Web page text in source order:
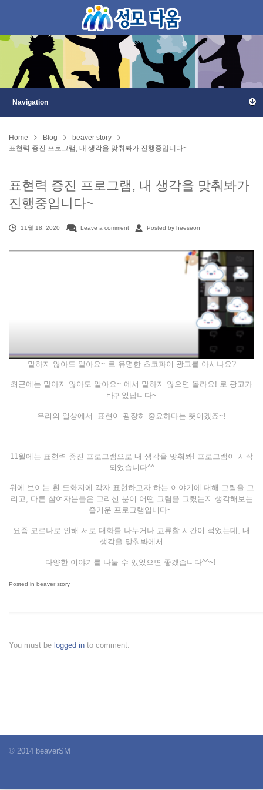
Home Blog
beaver story
표현력 증진 프로그램, 내 생각을 맞춰봐가 진행중입니다~
표현력 증진 프로그램, 내 생각을 맞춰봐가
진행중입니다~
11월 18, 2020 Leave a comment Posted by heeseon
말하지 않아도 알아요~ 로 유명한 초코파이 광고를 아시나요?
최근에는 말아지 않아도 알아요~ 에서 말하지 않으면 몰라요! 로 광고가
바뀌었답니다~
우리의 일상에서 표현이 굉장히 중요하다는 뜻이겠죠~!
11월에는 표현력 증진 프로그램으로 내 생각을 맞춰봐! 프로그램이 시작
되었습니다^^
위에 보이는 흰 도화지에 각자 표현하고자 하는 이야기에 대해 그림을 그
리고, 다른 참여자분들은 그리신 분이 어떤 그림을 그렸는지 생각해보는
즐거운 프로그램입니다~
요즘 코로나로 인해 서로 대화를 나누거나 교류할 시간이 적었는데, 내
생각을 맞춰봐에서
다양한 이야기를 나눌 수 있었으면 좋겠습니다^^~!
Posted in beaver story
You must be logged in to comment.
© 2014 beaverSM